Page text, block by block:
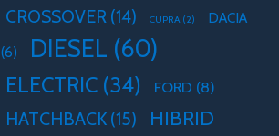
CROSSOVER (14) CUPRA (2)
DACIA
(6)
DIESEL (60)
ELECTRIC (34) FORD (8)
HATCHBACK (15)
HIBRID